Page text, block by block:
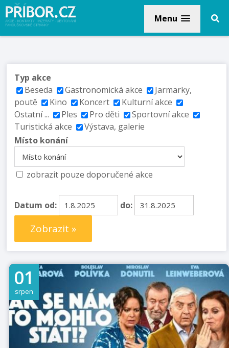
Menu
Typ akce
Beseda
Gastronomická akce
Jarmarky,
poutě
Kino Koncert
Kulturní akce
Ostatní ...
Ples Pro děti
Sportovní akce
Turistická akce
Výstava, galerie
Místo konání
zobrazit pouze doporučené akce
Datum od: do:
Zobrazit »
01
srpen